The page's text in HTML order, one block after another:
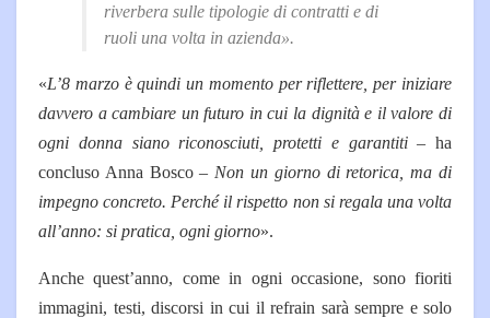
riverbera sulle tipologie di contratti e di
ruoli una volta in azienda».
«L’8 marzo è quindi un momento per riflettere, per iniziare
davvero a cambiare un futuro in cui la dignità e il valore di
ogni donna siano riconosciuti, protetti e garantiti– ha
concluso Anna Bosco – Non un giorno di retorica, ma di
impegno concreto. Perché il rispetto non si regala una volta
all’anno: si pratica, ogni giorno».
Anche quest’anno, come in ogni occasione, sono fioriti
immagini, testi, discorsi in cui il refrain sarà sempre e solo